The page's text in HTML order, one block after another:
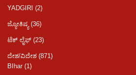
YADGIRI (2)
ಜ್ಯೋತಿಷ್ಯ (36)
ಟೆಕ್ ಲೈಫ್ (23)
ದೇಶ/ವಿದೇಶ (871)
BIhar (1)